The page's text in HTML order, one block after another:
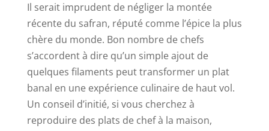
Il serait imprudent de négliger la montée
récente du safran, réputé comme l’épice la plus
chère du monde. Bon nombre de chefs
s’accordent à dire qu’un simple ajout de
quelques filaments peut transformer un plat
banal en une expérience culinaire de haut vol.
Un conseil d’initié, si vous cherchez à
reproduire des plats de chef à la maison,